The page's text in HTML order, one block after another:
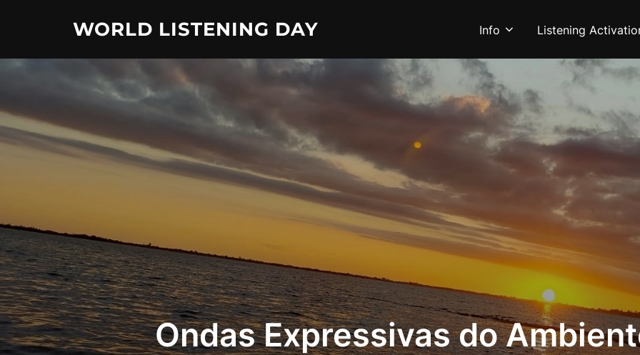
WORLD LISTENING DAY Info Listening
Ondas Expressivas do